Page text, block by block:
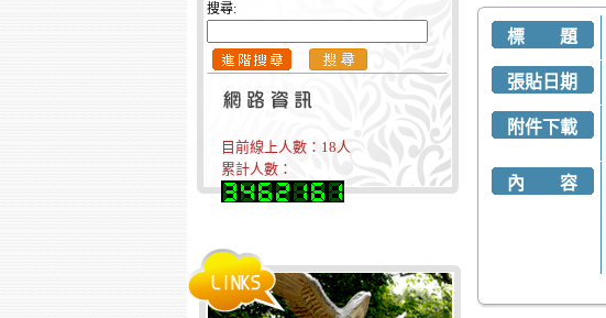
搜尋:
目前線上人數： 18人
累計人數：
標 題
張貼日期
附件下載
內 容